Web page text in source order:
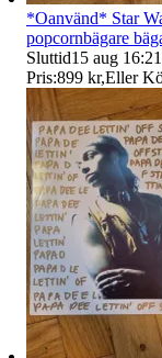
*Oanvänd* Star
popcornbägare
Sluttid15 aug 16:21
Pris:899 kr,Eller